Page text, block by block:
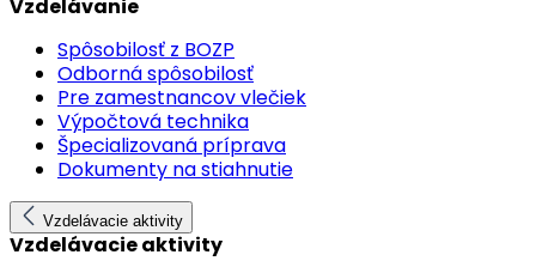
Vzdelávanie
Spôsobilosť z BOZP
Odborná spôsobilosť
Pre zamestnancov vlečiek
Výpočtová technika
Špecializovaná príprava
Dokumenty na stiahnutie
Vzdelávacie aktivity
Vzdelávacie aktivity